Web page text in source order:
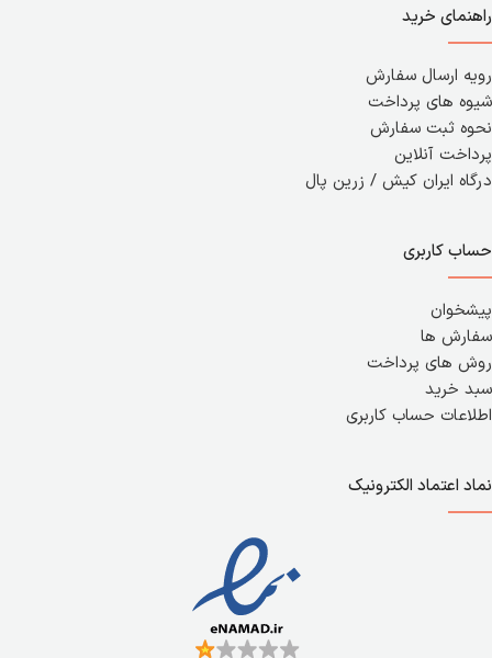
راهنمای خرید
رویه ارسال سفارش
شیوه های پرداخت
نحوه ثبت سفارش
پرداخت آنلاین
درگاه ایران کیش / زرین پال
حساب کاربری
پیشخوان
سفارش ها
روش های پرداخت
سبد خرید
اطلاعات حساب کاربری
نماد اعتماد الکترونیک